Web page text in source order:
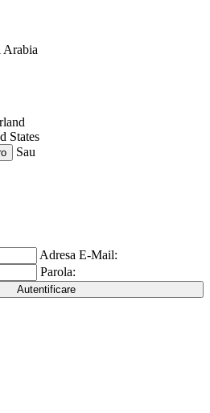
Arabia
States
Sau
Adresa E-Mail:
Parola:
Autentificare